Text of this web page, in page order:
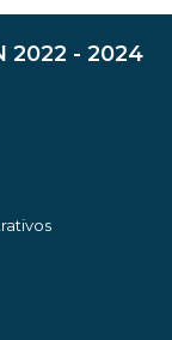
2022 - 2024